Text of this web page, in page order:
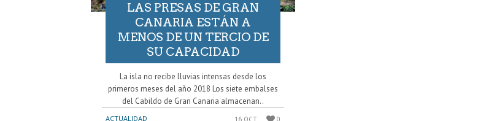
LAS PRESAS DE GRAN
CANARIA ESTÁN A
MENOS DE UN TERCIO DE
SU CAPACIDAD
La isla no recibe lluvias intensas desde los
primeros meses del año 2018 Los siete embalses
del Cabildo de Gran Canaria almacenan..
ACTUALIDAD